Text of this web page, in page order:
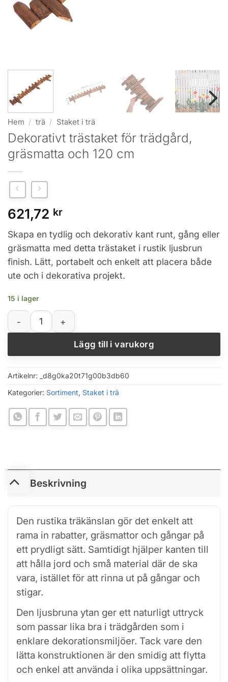
Hem / trä / Staket i trä
Dekorativt trästaket för trädgård,
gräsmatta och 120 cm
621,72 kr
Skapa en tydlig och dekorativ kant runt, gång eller
gräsmatta med detta trästaket i rustik ljusbrun
finish. Lätt, portabelt och enkelt att placera både
ute och i dekorativa projekt.
15 i lager
Dekorativt trästaket för trädgård, gräsmatta och 120 cm
Lägg till i varukorg
Artikelnr:
_d8g0ka20t71g00b3db60
Kategorier: Sortiment, Staket i trä
Beskrivning
Den rustika träkänslan gör det enkelt att
rama in rabatter, gräsmattor och gångar på
ett prydligt sätt. Samtidigt hjälper kanten till
att hålla jord och små material där de ska
vara, istället för att rinna ut på gångar och
stigar.
Den ljusbruna ytan ger ett naturligt uttryck
som passar lika bra i trädgården som i
enklare dekorationsmiljöer. Tack vare den
lätta konstruktionen är den smidig att flytta
och enkel att använda i olika uppsättningar.